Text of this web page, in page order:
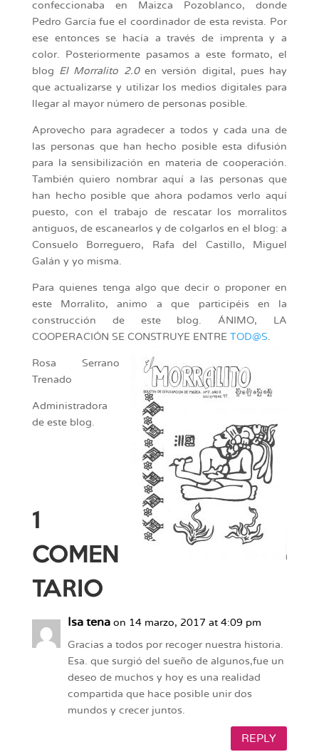
confeccionaba en Maizca Pozoblanco, donde
Pedro García fue el coordinador de esta revista. Por
ese entonces se hacía a través de imprenta y a
color. Posteriormente pasamos a este formato, el
blog El Morralito 2.0en versión digital, pues hay
que actualizarse y utilizar los medios digitales para
llegar al mayor número de personas posible.
Aprovecho para agradecer a todos y cada una de
las personas que han hecho posible esta difusión
para la sensibilización en materia de cooperación.
También quiero nombrar aquí a las personas que
han hecho posible que ahora podamos verlo aquí
puesto, con el trabajo de rescatar los morralitos
antiguos, de escanearlos y de colgarlos en el blog: a
Consuelo Borreguero, Rafa del Castillo, Miguel
Galán y yo misma.
Para quienes tenga algo que decir o proponer en
este Morralito, animo a que participéis en la
construcción de este blog. ÁNIMO, LA
COOPERACIÓN SE CONSTRUYE ENTRE
TOD@S.
Rosa Serrano
Trenado
Administradora
de este blog.
1
COMEN
TARIO
Isa tena on 14 marzo, 2017 at 4:09 pm
Gracias a todos por recoger nuestra historia.
Esa. que surgió del sueño de algunos,fue un
deseo de muchos y hoy es una realidad
compartida que hace posible unir dos
mundos y crecer juntos.
REPLY